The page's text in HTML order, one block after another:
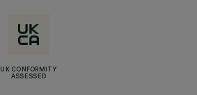
UK CONFORMITY
ASSESSED